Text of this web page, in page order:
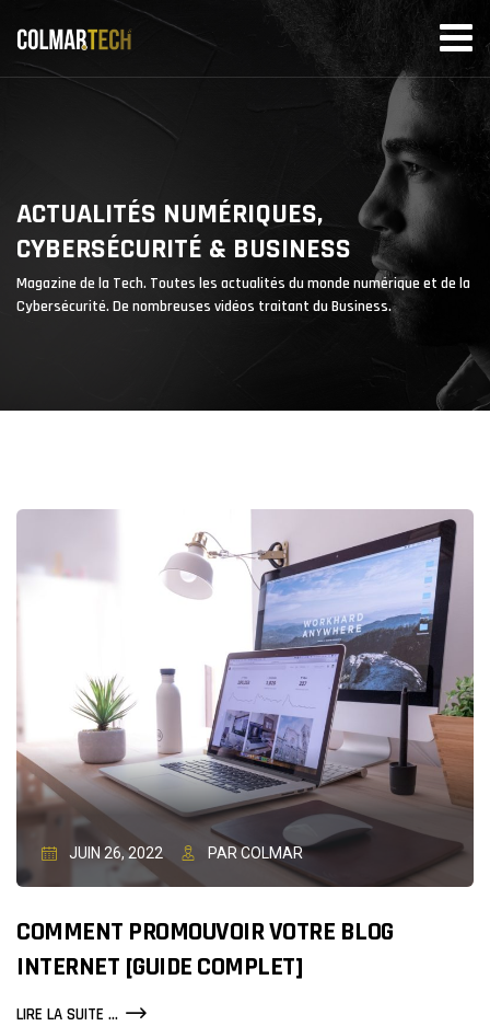
content
ACTUALITÉS NUMÉRIQUES,
CYBERSÉCURITÉ & BUSINESS
Magazine de la Tech. Toutes les actualités du monde numérique et de la
Cybersécurité. De nombreuses vidéos traitant du Business.
JUIN 26, 2022 PAR COLMAR
COMMENT PROMOUVOIR VOTRE BLOG
INTERNET [GUIDE COMPLET]
LIRE LA SUITE ...COMMENT